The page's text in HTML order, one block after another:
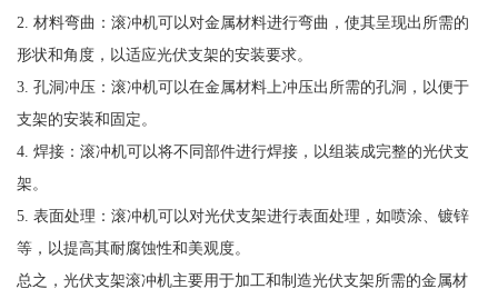
2. 材料弯曲：滚冲机可以对金属材料进行弯曲，使其呈现出所需的
形状和角度，以适应光伏支架的安装要求。
3. 孔洞冲压：滚冲机可以在金属材料上冲压出所需的孔洞，以便于
支架的安装和固定。
4. 焊接：滚冲机可以将不同部件进行焊接，以组装成完整的光伏支
架。
5. 表面处理：滚冲机可以对光伏支架进行表面处理，如喷涂、镀锌
等，以提高其耐腐蚀性和美观度。
总之，光伏支架滚冲机主要用于加工和制造光伏支架所需的金属材